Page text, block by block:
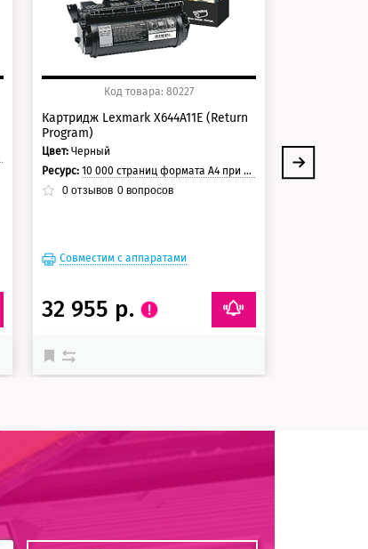
Код товара: 80227
Картридж Lexmark X644A11E (Return
Program)
Цвет: Черный
Ресурс: 10 000 страниц формата А4 при 5% заполнении страницы.
0отзывов 0вопросов
Совместим с аппаратами
32 955 р.
Цвет:
Ресурс: